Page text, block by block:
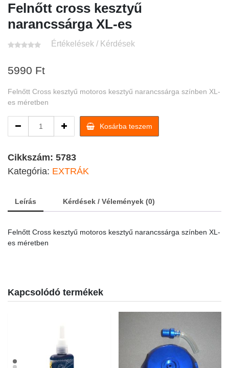
Felnőtt cross kesztyű
narancssárga XL-es
Értékelések / Kérdések
5990 Ft
Felnőtt Cross kesztyű motoros kesztyű narancssárga színben XL-
es méretben
cross
narancssárga
es
Kosárba teszem
Cikkszám: 5783
Kategória: EXTRÁK
Leírás Kérdések / Vélemények (0)
Felnőtt Cross kesztyű motoros kesztyű narancssárga színben XL-
es méretben
Kapcsolódó termékek